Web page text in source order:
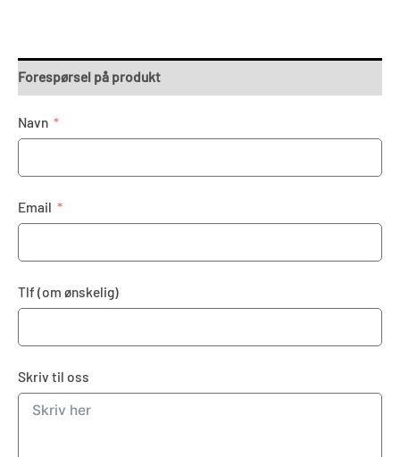
Forespørsel på produkt
Navn
Email
Tlf (om ønskelig)
Skriv til oss